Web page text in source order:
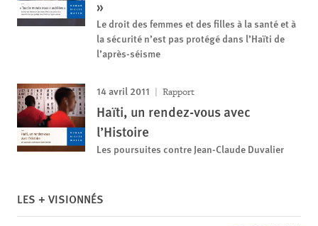
»
Le droit des femmes et des filles à la santé et à
la sécurité n’est pas protégé dans l’Haïti de
l’après-séisme
14 avril 2011 Rapport
Haïti, un rendez-vous avec
l’Histoire
Les poursuites contre Jean-Claude Duvalier
LES + VISIONNÉS